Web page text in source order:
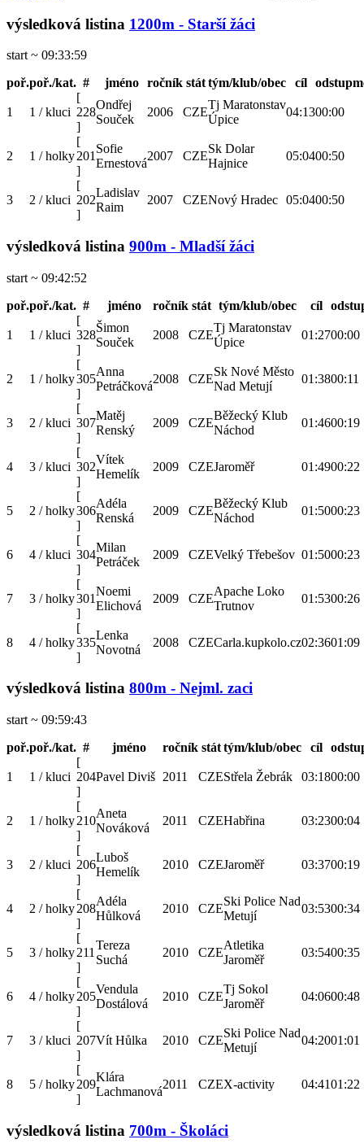
výsledková listina 1200m - Starší žáci
start ~ 09:33:59
poř.poř./kat. # jméno ročník stát tým/klub/obec cíl odstup
1 1 / kluci
[
228
]
Ondřej
Souček
2006 CZE
Tj Maratonstav
Úpice
04:1300:00
2 1 / holky
[
201
]
Sofie
Ernestová
2007 CZE
Sk Dolar
Hajnice
05:0400:50
3 2 / kluci
[
202
]
Ladislav
Raim
2007 CZENový Hradec 05:0400:50
výsledková listina 900m - Mladší žáci
start ~ 09:42:52
poř.poř./kat. # jméno ročník stát tým/klub/obec cíl
1 1 / kluci
[
328
]
Šimon
Souček
2008 CZE
Tj Maratonstav
Úpice
01:2700:00
2 1 / holky
[
305
]
Anna
Petráčková
2008 CZE
Sk Nové Město
Nad Metují
01:3800:11
3 2 / kluci
[
307
]
Matěj
Renský
2009 CZE
Běžecký Klub
Náchod
01:4600:19
4 3 / kluci
[
302
]
Vítek
Hemelík
2009 CZEJaroměř 01:4900:22
5 2 / holky
[
306
]
Adéla
Renská
2009 CZE
Běžecký Klub
Náchod
01:5000:23
6 4 / kluci
[
304
]
Milan
Petráček
2009 CZEVelký Třebešov 01:5000:23
7 3 / holky
[
301
]
Noemi
Elichová
2009 CZE
Apache Loko
Trutnov
01:5300:26
8 4 / holky
[
335
]
Lenka
Novotná
2008 CZECarla.kupkolo.cz02:3601:09
výsledková listina 800m - Nejml. zaci
start ~ 09:59:43
poř.poř./kat. # jméno ročník stát tým/klub/obec cíl
1 1 / kluci
[
204
]
Pavel Diviš 2011 CZEStřela Žebrák 03:1800:00
2 1 / holky
[
210
]
Aneta
Nováková
2011 CZEHabřina 03:2300:04
3 2 / kluci
[
206
]
Luboš
Hemelík
2010 CZEJaroměř 03:3700:19
4 2 / holky
[
208
]
Adéla
Hůlková
2010 CZE
Ski Police Nad
Metují
03:5300:34
5 3 / holky
[
211
]
Tereza
Suchá
2010 CZE
Atletika
Jaroměř
03:5400:35
6 4 / holky
[
205
]
Vendula
Dostálová
2010 CZE
Tj Sokol
Jaroměř
04:0600:48
7 3 / kluci
[
207
]
Vít Hůlka 2010 CZE
Ski Police Nad
Metují
04:2001:01
8 5 / holky
[
209
]
Klára
Lachmanová
2011 CZEX-activity 04:4101:22
výsledková listina 700m - Školáci